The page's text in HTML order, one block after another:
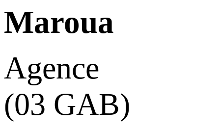
Maroua
Agence
(03 GAB)